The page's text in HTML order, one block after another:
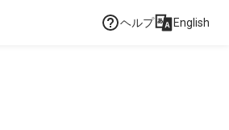
ヘルプ English